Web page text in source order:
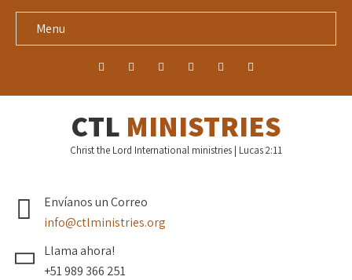
Menu
CTL MINISTRIES
Christ the Lord International ministries | Lucas 2:11
Envíanos un Correo
info@ctlministries.org
Llama ahora!
+51 989 366 251